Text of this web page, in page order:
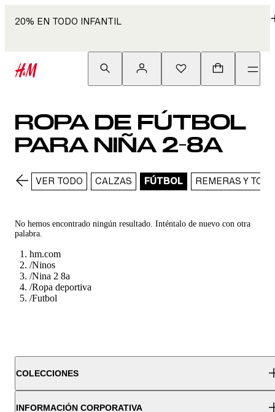
20% EN TODO INFANTIL
ROPA DE FÚTBOL
PARA NIÑA 2-8A
VER TODO CALZAS FÚTBOL REMERAS Y TOPS
No hemos encontrado ningún resultado. Inténtalo de nuevo con otra
palabra.
hm.com
/Ninos
/Nina 2 8a
/Ropa deportiva
/Futbol
COLECCIONES
INFORMACIÓN CORPORATIVA